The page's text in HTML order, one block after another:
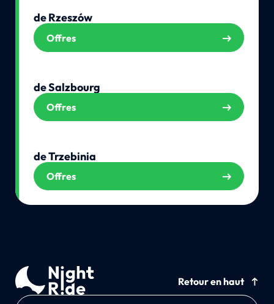
de Rzeszów
Offres
de Salzbourg
Offres
de Trzebinia
Offres
Retour en haut